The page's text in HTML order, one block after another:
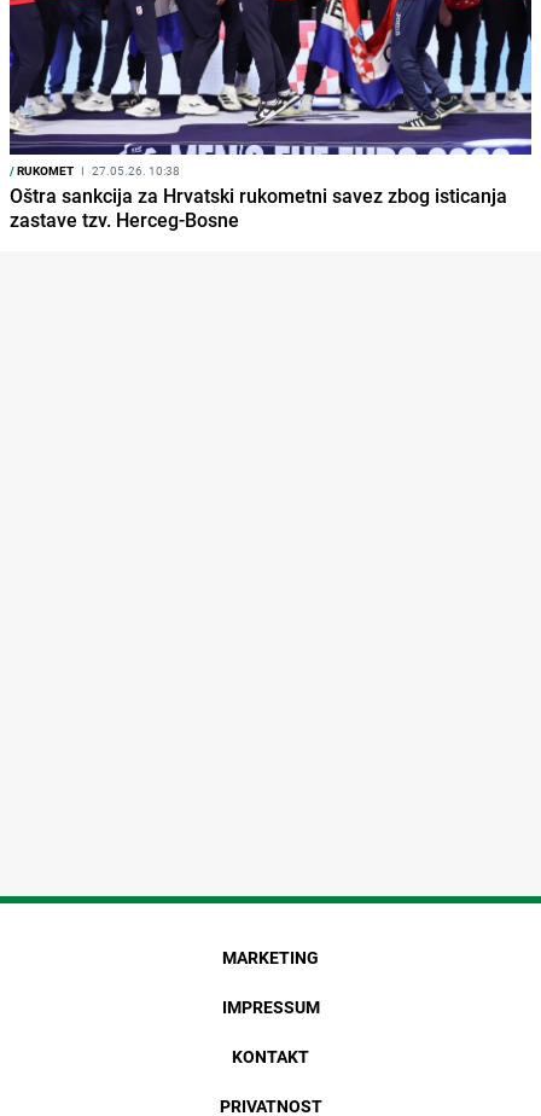
/RUKOMET I 27.05.26. 10:38
Oštra sankcija za Hrvatski rukometni savez zbog isticanja
zastave tzv. Herceg-Bosne
MARKETING
IMPRESSUM
KONTAKT
PRIVATNOST